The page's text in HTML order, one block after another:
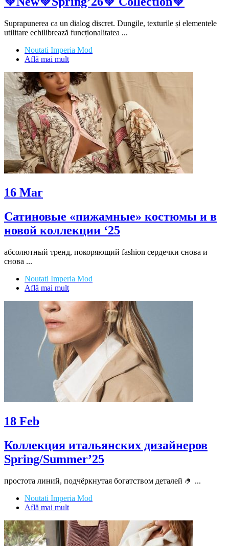
Suprapunerea ca un dialog discret. Dungile, texturile și elementele
utilitare echilibrează funcționalitatea ...
Noutati Imperia Mod
Află mai mult
16 Mar
Сатиновые «пижамные» костюмы и в
новой коллекции ‘25
абсолютный тренд, покоряющий fashion сердечки снова и
снова ...
Noutati Imperia Mod
Află mai mult
18 Feb
Коллекция итальянских дизайнеров
Spring/Summer’25
простота линий, подчёркнутая богатством деталей 🤌 ...
Noutati Imperia Mod
Află mai mult